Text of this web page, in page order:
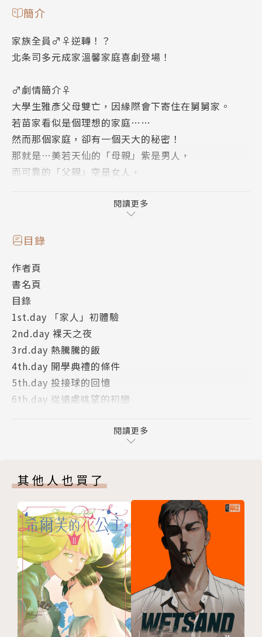
簡介
家族全員♂♀逆轉！？
北条司多元成家溫馨家庭喜劇登場！
♂劇情簡介♀
大學生雅彥父母雙亡，因緣際會下寄住在舅舅家。
若苗家看似是個理想的家庭……
然而那個家庭，卻有一個天大的秘密！
那就是…美若天仙的「母親」紫是男人，
而可靠的「父親」空是女人，
由北条司繪製，男女倒錯的溫馨家庭喜劇登場♡
閱讀更多
目錄
作者頁
書名頁
目錄
1st.day 「家人」初體驗
2nd.day 裸天之夜
3rd.day 熱騰騰的飯
4th.day 開學典禮的條件
5th.day 投接球的回憶
6th.day 從遠處晀望的初戀
封底
閱讀更多
其他人也買了